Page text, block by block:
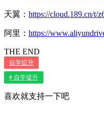
天翼： https://cloud.189.cn/t/
阿里： https://
THE END
自学提升
# 自学提升
喜欢就支持一下吧